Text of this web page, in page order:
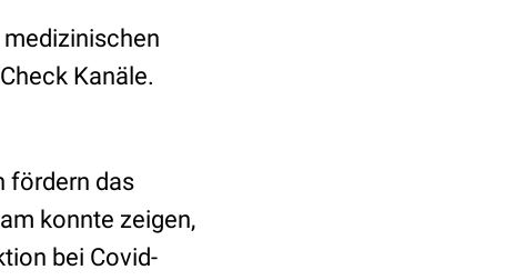
Kanäle.
fördern das
konnte zeigen,
bei Covid-